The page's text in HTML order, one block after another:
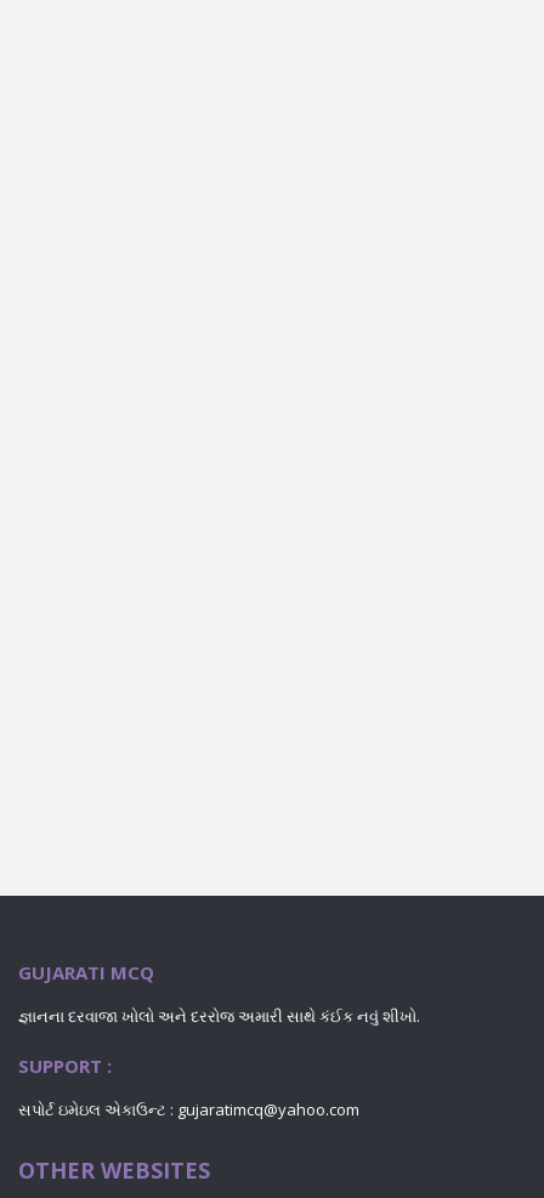
GUJARATI MCQ
જ્ઞાનના દરવાજા ખોલો અને દરરોજ અમારી સાથે કંઈક નવું શીખો.
SUPPORT :
સપોર્ટ ઇમેઇલ એકાઉન્ટ : gujaratimcq@yahoo.com
OTHER WEBSITES